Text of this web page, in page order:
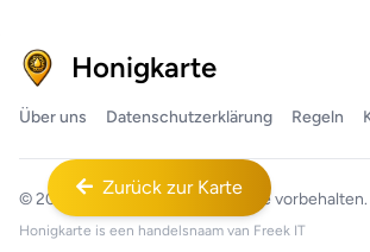
Zurück zur Karte
Honigkarte
Über uns Datenschutzerklärung Regeln
© 2026 Honigkarte™ Alle Rechte vorbehalten.
Honigkarte is een handelsnaam van Freek IT